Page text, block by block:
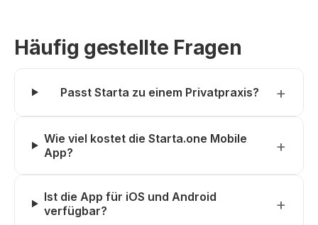
Häufig gestellte Fragen
Passt Starta zu einem Privatpraxis?
Wie viel kostet die Starta.one Mobile
App?
Ist die App für iOS und Android
verfügbar?